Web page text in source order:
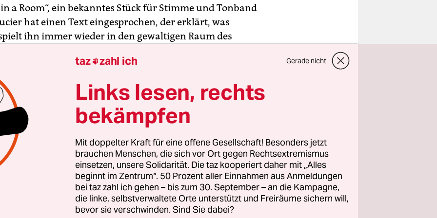
a Room“, ein bekanntes Stück für Stimme und Tonband
hat einen Text eingesprochen, der erklärt, was
ihn immer wieder in den gewaltigen Raum des
jedes Mal erneut auf.
der fünften Wiederaufnahme des eingesprochenen Texts
die S-Laute deutlich zu verschärfen, und ein Fiepen
an. Nach etwa zwanzig Minuten ist fast nur noch die
des ursprünglich gesprochenen Texts zu hören.
ihre Form verloren. Stattdessen beginnen sich die
Resonanzen sich selbst zu verstärken.
ist Komponist und Klangkünstler. 1931 wurde er im
Na­shua, New Hampshire geboren. Seine Stücke
taz zahl ich Gerade nicht
Links lesen, rechts
bekämpfen
Mit doppelter Kraft für eine offene Gesellschaft! Besonders jetzt
brauchen Menschen, die sich vor Ort gegen Rechtsextremismus
einsetzen, unsere Solidarität. Die taz kooperiert daher mit „Alles
beginnt im Zentrum“. 50 Prozent aller Einnahmen aus Anmeldungen
bei taz zahl ich gehen – bis zum 30. September – an die Kampagne,
die linke, selbstverwaltete Orte unterstützt und Freiräume sichern will,
bevor sie verschwinden. Sind Sie dabei?